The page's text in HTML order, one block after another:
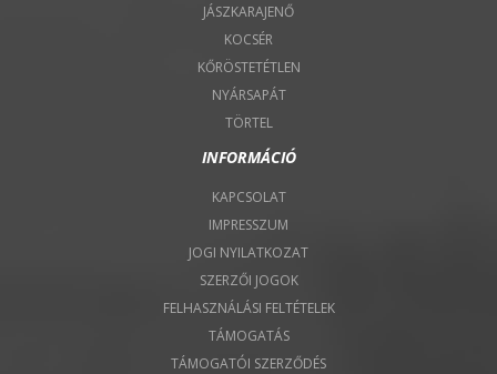
JÁSZKARAJENŐ
KOCSÉR
KŐRÖSTETÉTLEN
NYÁRSAPÁT
TÖRTEL
INFORMÁCIÓ
KAPCSOLAT
IMPRESSZUM
JOGI NYILATKOZAT
SZERZŐI JOGOK
FELHASZNÁLÁSI FELTÉTELEK
TÁMOGATÁS
TÁMOGATÓI SZERZŐDÉS